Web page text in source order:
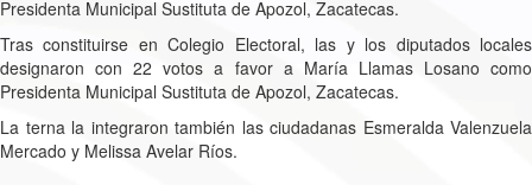
Presidenta Municipal Sustituta de Apozol, Zacatecas.
Tras constituirse en Colegio Electoral, las y los diputados locales
designaron con 22 votos a favor a María Llamas Losano como
Presidenta Municipal Sustituta de Apozol, Zacatecas.
La terna la integraron también las ciudadanas Esmeralda Valenzuela
Mercado y Melissa Avelar Ríos.